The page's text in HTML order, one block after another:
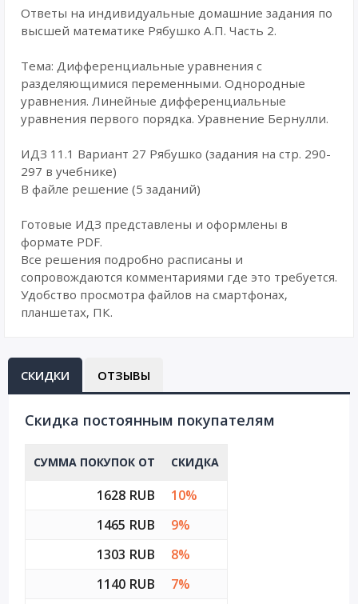
Ответы на индивидуальные домашние задания по
высшей математике Рябушко А.П. Часть 2.
Тема: Дифференциальные уравнения с
разделяющимися переменными. Однородные
уравнения. Линейные дифференциальные
уравнения первого порядка. Уравнение Бернулли.
ИДЗ 11.1 Вариант 27 Рябушко (задания на стр. 290-
297 в учебнике)
В файле решение (5 заданий)
Готовые ИДЗ представлены и оформлены в
формате PDF.
Все решения подробно расписаны и
сопровождаются комментариями где это требуется.
Удобство просмотра файлов на смартфонах,
планшетах, ПК.
СКИДКИ ОТЗЫВЫ
Cкидка постоянным покупателям
СУММА ПОКУПОК ОТ СКИДКА
1628 RUB
10%
1465 RUB
9%
1303 RUB
8%
1140 RUB
7%